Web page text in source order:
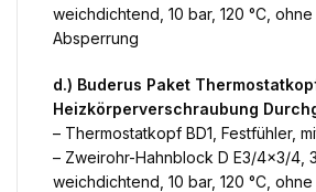
weichdichtend, 10 bar, 120 °C, ohne
Absperrung
d.) Buderus Paket
Heizkörperverschraubung
– Thermostatkopf BD1, Festfühler,
– Zweirohr-Hahnblock D E3/4×3/4,
weichdichtend, 10 bar, 120 °C, ohne